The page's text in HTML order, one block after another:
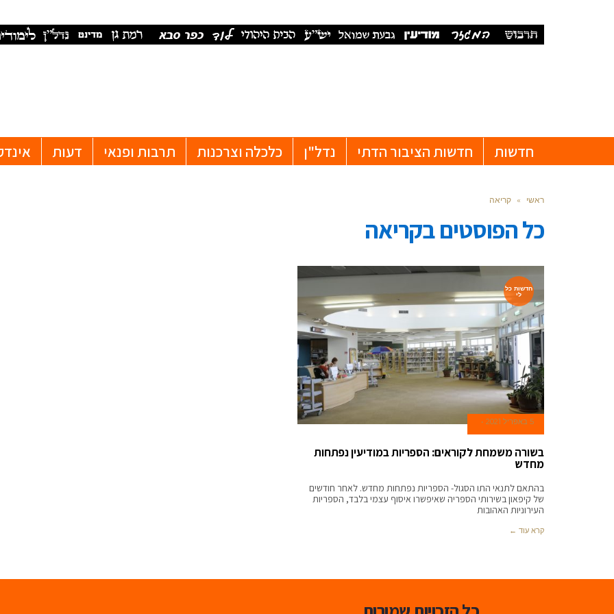
חדשות חדשות הציבור הדתי נדל"ן כלכלה וצרכנות תרבות ופנאי דעות
ראשי » קריאה
כל הפוסטים בקריאה
חדשות כל
לי
5 באפריל 2021
בשורה משמחת לקוראים: הספריות במודיעין נפתחות
מחדש
בהתאם לתנאי התו הסגול- הספריות נפתחות מחדש. לאחר חודשים
של קיפאון בשירותי הספריה שאיפשרו איסוף עצמי בלבד, הספריות
העירוניות האהובות
קרא עוד ←